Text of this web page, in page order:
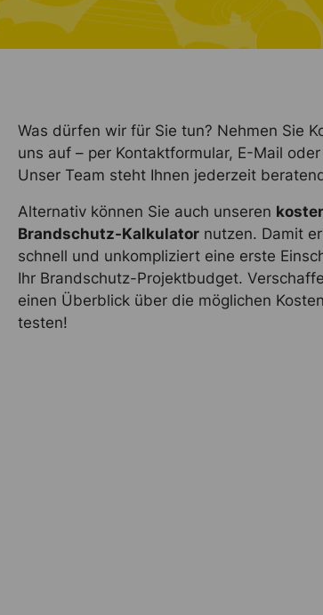
Was dürfen wir für Sie tun? Nehmen Sie
uns auf – per Kontaktformular, E-Mail
Unser Team steht Ihnen jederzeit
Alternativ können Sie auch unseren
Brandschutz-Kalkulator nutzen. Damit
schnell und unkompliziert eine erste
Ihr Brandschutz-Projektbudget.
einen Überblick über die möglichen
testen!